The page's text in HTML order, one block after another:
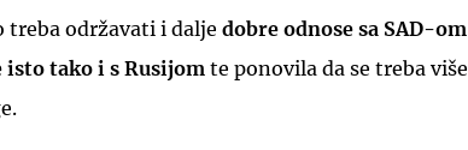
treba održavati i dalje dobre odnose sa SAD-om
tako i s Rusijomte ponovila da se treba više